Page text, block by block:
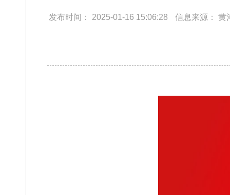
发布时间： 2025-01-16 15:06:28 信息来源： 黄